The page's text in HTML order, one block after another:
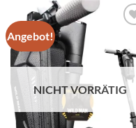
Angebot!
NICHT VORRÄTIG